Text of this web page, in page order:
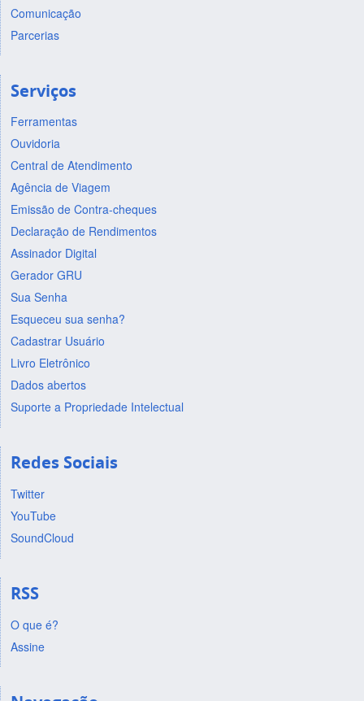
Comunicação
Parcerias
Serviços
Ferramentas
Ouvidoria
Central de Atendimento
Agência de Viagem
Emissão de Contra-cheques
Declaração de Rendimentos
Assinador Digital
Gerador GRU
Sua Senha
Esqueceu sua senha?
Cadastrar Usuário
Livro Eletrônico
Dados abertos
Suporte a Propriedade Intelectual
Redes Sociais
Twitter
YouTube
SoundCloud
RSS
O que é?
Assine